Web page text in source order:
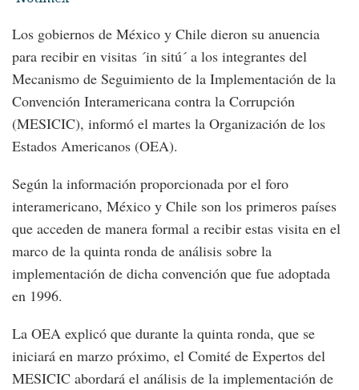
Los gobiernos de México y Chile dieron su anuencia
para recibir en visitas ´in sitú´ a los integrantes del
Mecanismo de Seguimiento de la Implementación de la
Convención Interamericana contra la Corrupción
(MESICIC), informó el martes la Organización de los
Estados Americanos (OEA).
Según la información proporcionada por el foro
interamericano, México y Chile son los primeros países
que acceden de manera formal a recibir estas visita en el
marco de la quinta ronda de análisis sobre la
implementación de dicha convención que fue adoptada
en 1996.
La OEA explicó que durante la quinta ronda, que se
iniciará en marzo próximo, el Comité de Expertos del
MESICIC abordará el análisis de la implementación de